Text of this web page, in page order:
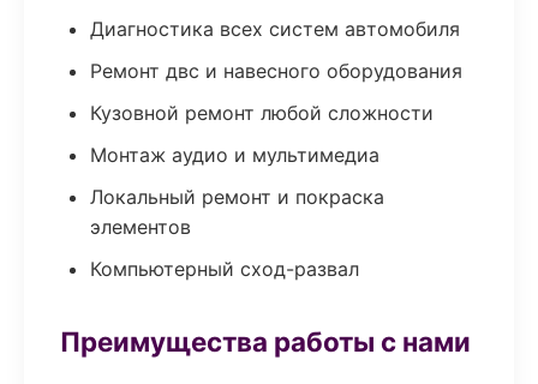
Диагностика всех систем автомобиля
Ремонт двс и навесного оборудования
Кузовной ремонт любой сложности
Монтаж аудио и мультимедиа
Локальный ремонт и покраска
элементов
Компьютерный сход-развал
Преимущества работы с нами